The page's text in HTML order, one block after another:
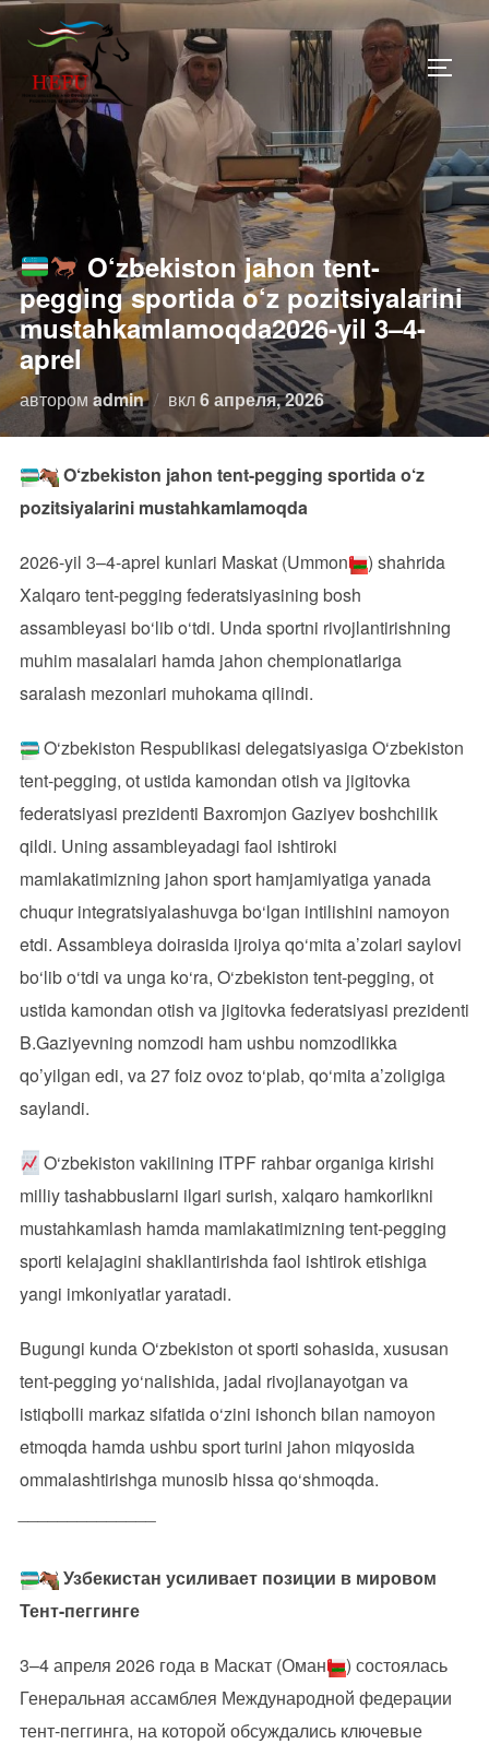
Перейти
содержимому
O‘zbekiston jahon tent-
pegging sportida o‘z pozitsiyalarini
mustahkamlamoqda2026-yil 3–4-
aprel
автором admin вклОпубликовано
6 апреля, 2026
O‘zbekiston jahon tent-pegging sportida o‘z
pozitsiyalarini mustahkamlamoqda
2026-yil 3–4-aprel kunlari Maskat (Ummon
) shahrida
Xalqaro tent-pegging federatsiyasining bosh
assambleyasi bo‘lib o‘tdi. Unda sportni rivojlantirishning
muhim masalalari hamda jahon chempionatlariga
saralash mezonlari muhokama qilindi.
O‘zbekiston Respublikasi delegatsiyasiga O‘zbekiston
tent-pegging, ot ustida kamondan otish va jigitovka
federatsiyasi prezidenti Baxromjon Gaziyev boshchilik
qildi. Uning assambleyadagi faol ishtiroki
mamlakatimizning jahon sport hamjamiyatiga yanada
chuqur integratsiyalashuvga bo‘lgan intilishini namoyon
etdi. Assambleya doirasida ijroiya qo‘mita a’zolari saylovi
bo‘lib o‘tdi va unga ko‘ra, O‘zbekiston tent-pegging, ot
ustida kamondan otish va jigitovka federatsiyasi prezidenti
B.Gaziyevning nomzodi ham ushbu nomzodlikka
qo’yilgan edi, va 27 foiz ovoz to‘plab, qo‘mita a’zoligiga
saylandi.
O‘zbekiston vakilining ITPF rahbar organiga kirishi
milliy tashabbuslarni ilgari surish, xalqaro hamkorlikni
mustahkamlash hamda mamlakatimizning tent-pegging
sporti kelajagini shakllantirishda faol ishtirok etishiga
yangi imkoniyatlar yaratadi.
Bugungi kunda O‘zbekiston ot sporti sohasida, xususan
tent-pegging yo‘nalishida, jadal rivojlanayotgan va
istiqbolli markaz sifatida o‘zini ishonch bilan namoyon
etmoqda hamda ushbu sport turini jahon miqyosida
ommalashtirishga munosib hissa qo‘shmoqda.
Узбекистан усиливает позиции в мировом
Тент-пеггинге
3–4 апреля 2026 года в Маскат (Оман
) состоялась
Генеральная ассамблея Международной федерации
тент-пеггинга, на которой обсуждались ключевые